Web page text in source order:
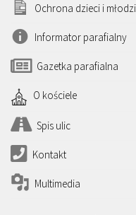
Ochrona dzieci i
Informator parafialny
Gazetka parafialna
O kościele
Spis ulic
Kontakt
Multimedia